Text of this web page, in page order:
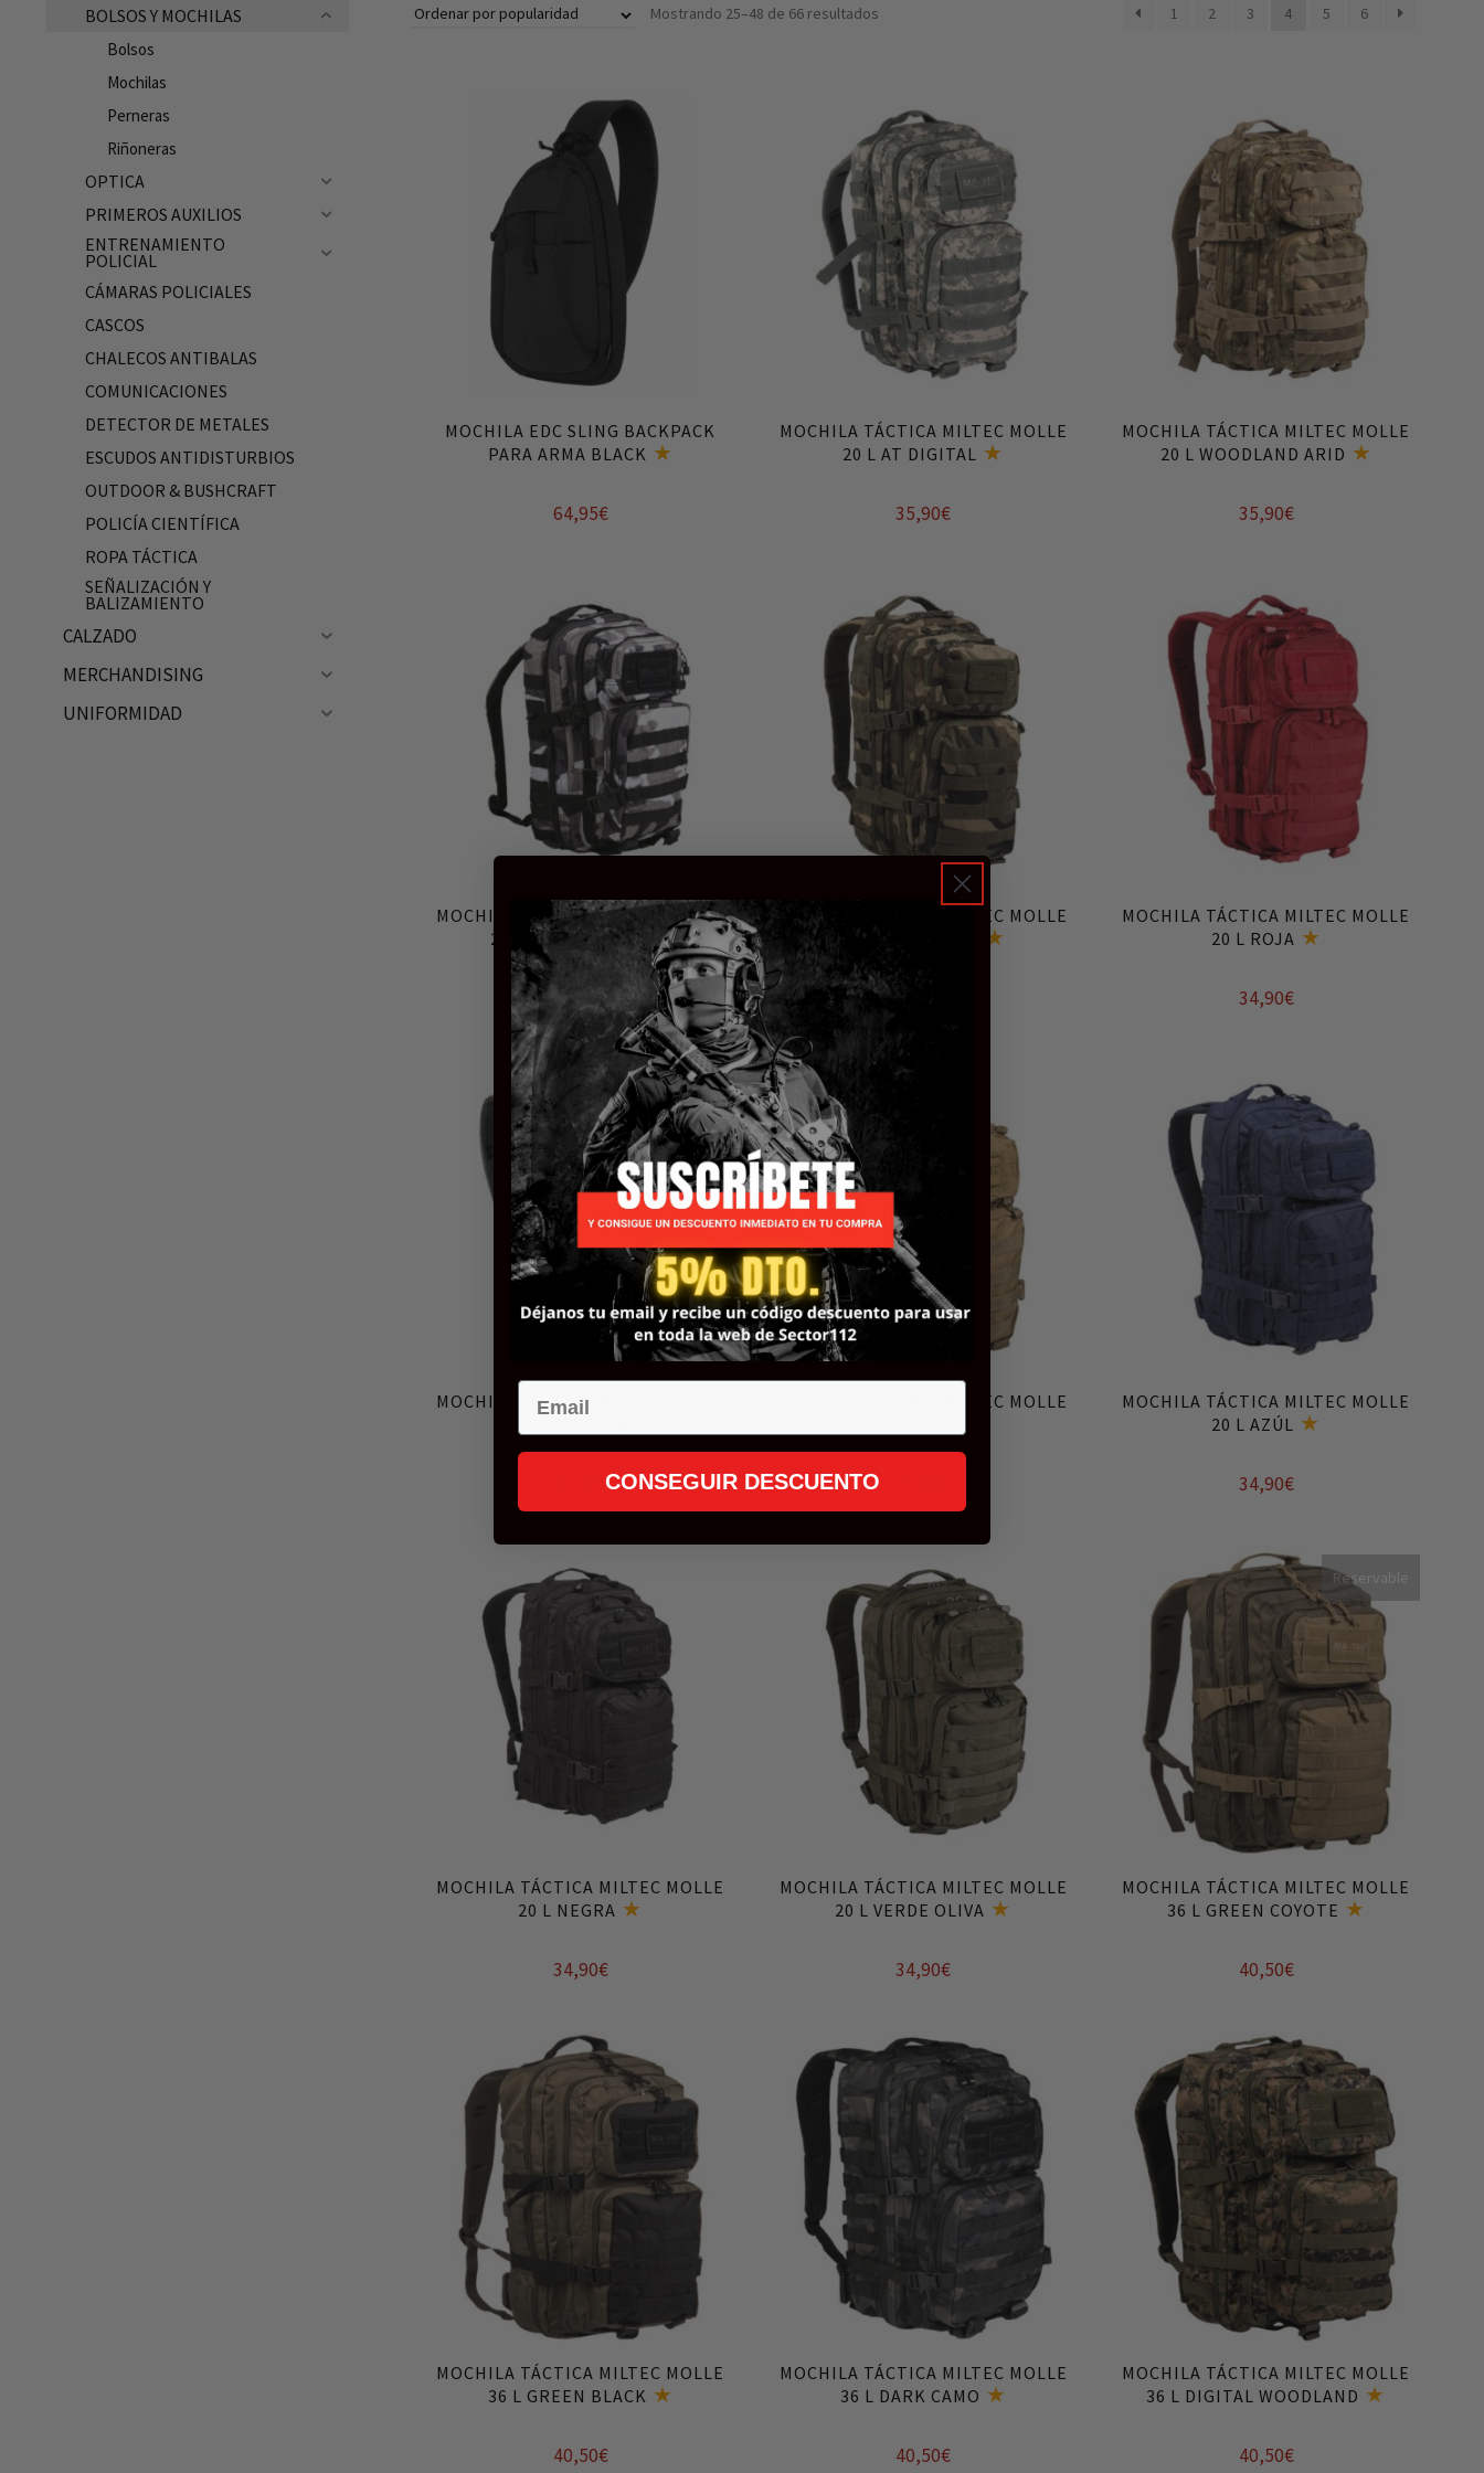
Ubicación de la Tienda en Málaga
Mostrando 25–48 de 66 resultados 1 2 3 4 5 6
MOCHILA EDC SLING BACKPACK
PARA ARMA BLACK
64,95€
Añadir al carrito
MOCHILA TÁCTICA MILTEC MOLLE
20 L AT DIGITAL
35,90€
Añadir al carrito
MOCHILA TÁCTICA MILTEC MOLLE
20 L WOODLAND ARID
35,90€
MOCHILA TÁCTICA MILTEC MOLLE
20 L URBAN CAMO
35,90 €
MOCHILA TÁCTICA MILTEC MOLLE
20 L WOODLAND
Añadir al carrito
MOCHILA TÁCTICA MILTEC MOLLE
20 L ROJA
34,90€
Añadir al carrito
MOCHILA TÁCTICA MILTEC MOLLE
€
Añadir al carrito
MOCHILA TÁCTICA MILTEC MOLLE
MOCHILA TÁCTICA MILTEC MOLLE
20 L AZÚL
34,90€
Añadir al carrito
MOCHILA TÁCTICA MILTEC MOLLE
20 L NEGRA
34,90€
Añadir al carrito
MOCHILA TÁCTICA MILTEC MOLLE
20 L VERDE OLIVA
34,90€
Añadir al carrito
Reservable
MOCHILA TÁCTICA MILTEC MOLLE
36 L GREEN COYOTE
40,50€
Añadir al carrito
MOCHILA TÁCTICA MILTEC MOLLE
36 L GREEN BLACK
40,50€
Añadir al carrito
MOCHILA TÁCTICA MILTEC MOLLE
36 L DARK CAMO
40,50€
Añadir al carrito
MOCHILA TÁCTICA MILTEC MOLLE
36 L DIGITAL WOODLAND
40,50€
Añadir al carrito
BOLSOS Y MOCHILAS
Bolsos
Mochilas
Perneras
Riñoneras
OPTICA
PRIMEROS AUXILIOS
ENTRENAMIENTO
POLICIAL
CÁMARAS POLICIALES
CASCOS
CHALECOS ANTIBALAS
COMUNICACIONES
DETECTOR DE METALES
ESCUDOS ANTIDISTURBIOS
OUTDOOR & BUSHCRAFT
POLICÍA CIENTÍFICA
ROPA TÁCTICA
SEÑALIZACIÓN Y
BALIZAMIENTO
CALZADO
MERCHANDISING
UNIFORMIDAD
Email
CONSEGUIR DESCUENTO